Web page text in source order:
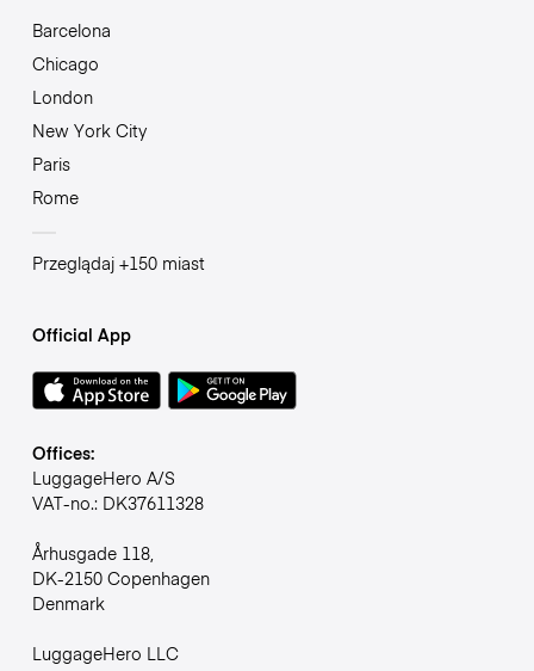
Barcelona
Chicago
London
New York City
Paris
Rome
Przeglądaj +150 miast
Official App
Offices:
LuggageHero A/S
VAT-no.: DK37611328
Århusgade 118,
DK-2150 Copenhagen
Denmark
LuggageHero LLC